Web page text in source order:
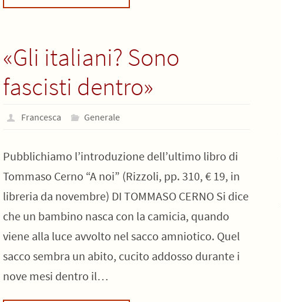
«Gli italiani? Sono
fascisti dentro»
Francesca Generale
Pubblichiamo l’introduzione dell’ultimo libro di
Tommaso Cerno “A noi” (Rizzoli, pp. 310, € 19, in
libreria da novembre) DI TOMMASO CERNO Si dice
che un bambino nasca con la camicia, quando
viene alla luce avvolto nel sacco amniotico. Quel
sacco sembra un abito, cucito addosso durante i
nove mesi dentro il…